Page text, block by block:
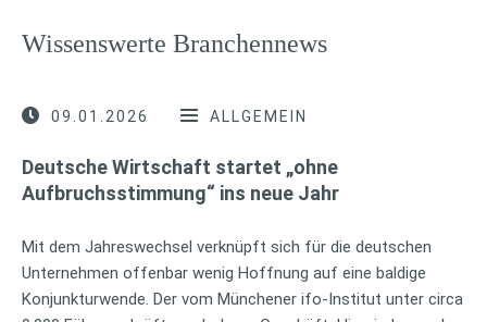
Wissenswerte Branchennews
09.01.2026 ALLGEMEIN
Deutsche Wirtschaft startet „ohne
Aufbruchsstimmung“ ins neue Jahr
Mit dem Jahreswechsel verknüpft sich für die deutschen
Unternehmen offenbar wenig Hoffnung auf eine baldige
Konjunkturwende. Der vom Münchener ifo-Institut unter circa